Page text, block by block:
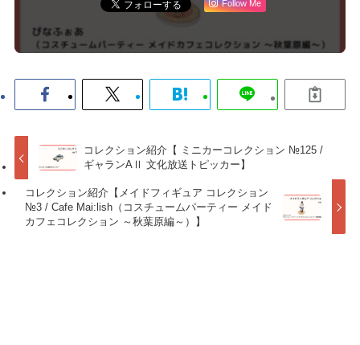
Follow Me
コレクション紹介【 ミニカーコレクション №125 /
ギャランAⅡ 文化放送トピッカー】
コレクション紹介【メイドフィギュア コレクション
№3 / Cafe Mai:lish（コスチュームパーティー メイド
カフェコレクション ～秋葉原編～）】